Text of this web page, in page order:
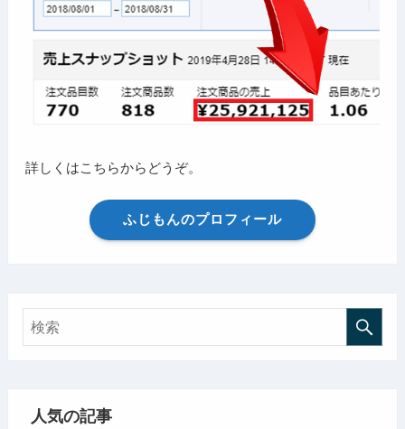
詳しくはこちらからどうぞ。
ふじもんのプロフィール
人気の記事